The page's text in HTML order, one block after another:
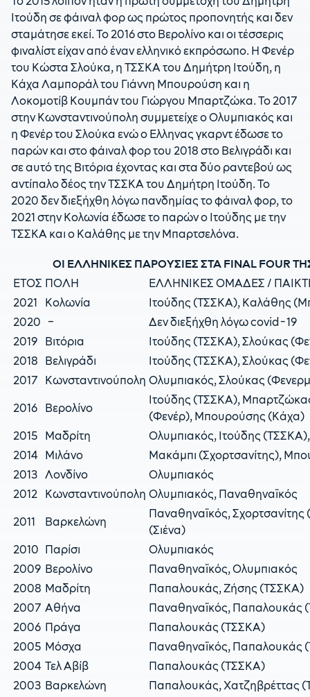
Ιτούδη σε φάιναλ φορ ως πρώτος προπονητής και δεν
σταμάτησε εκεί. Το 2016 στο Βερολίνο και οι τέσσερις
φιναλίστ είχαν από έναν ελληνικό εκπρόσωπο. Η Φενέρ
του Κώστα Σλούκα, η ΤΣΣΚΑ του Δημήτρη Ιτούδη, η
Κάχα Λαμποράλ του Γιάννη Μπουρούση και η
Λοκομοτίβ Κουμπάν του Γιώργου Μπαρτζώκα. Το 2017
στην Κωνσταντινούπολη συμμετείχε ο Ολυμπιακός και
η Φενέρ του Σλούκα ενώ ο Ελληνας γκαρντ έδωσε το
παρών και στο φάιναλ φορ του 2018 στο Βελιγράδι και
σε αυτό της Βιτόρια έχοντας και στα δύο ραντεβού ως
αντίπαλο δέος την ΤΣΣΚΑ του Δημήτρη Ιτούδη. Το
2020 δεν διεξήχθη λόγω πανδημίας το φάιναλ φορ, το
2021 στην Κολωνία έδωσε το παρών ο Ιτούδης με την
ΤΣΣΚΑ και ο Καλάθης με την Μπαρτσελόνα.
ΟΙ ΕΛΛΗΝΙΚΕΣ ΠΑΡΟΥΣΙΕΣ ΣΤΑ FINAL FOUR
ΕΤΟΣ ΠΟΛΗ
ΕΛΛΗΝΙΚΕΣ ΟΜΑΔΕΣ /
2021
Κολωνία
Ιτούδης (ΤΣΣΚΑ), Καλάθης
2020 –
Δεν διεξήχθη λόγω covid-19
2019 Βιτόρια
Ιτούδης (ΤΣΣΚΑ), Σλούκας
2018 Βελιγράδι
Ιτούδης (ΤΣΣΚΑ), Σλούκας
2017 Κωνσταντινούπολη Ολυμπιακός, Σλούκας
2016 Βερολίνο
Ιτούδης (ΤΣΣΚΑ),
(Φενέρ), Μπουρούσης (Κάχα)
2015 Μαδρίτη
Ολυμπιακός, Ιτούδης
2014 Μιλάνο
Μακάμπι (Σχορτσανίτης),
2013 Λονδίνο
Ολυμπιακός
2012 Κωνσταντινούπολη Ολυμπιακός, Παναθηναϊκός
2011
Βαρκελώνη
Παναθηναϊκός,
(Σιένα)
2010 Παρίσι
Ολυμπιακός
2009 Βερολίνο
Παναθηναϊκός, Ολυμπιακός
2008 Μαδρίτη
Παπαλουκάς, Ζήσης (ΤΣΣΚΑ)
2007 Αθήνα
Παναθηναϊκός, Παπαλουκάς
2006 Πράγα
Παπαλουκάς (ΤΣΣΚΑ)
2005 Μόσχα
Παναθηναϊκός, Παπαλουκάς
2004 Τελ Αβίβ
Παπαλουκάς (ΤΣΣΚΑ)
2003 Βαρκελώνη
Παπαλουκάς, Χατζηβρέττας